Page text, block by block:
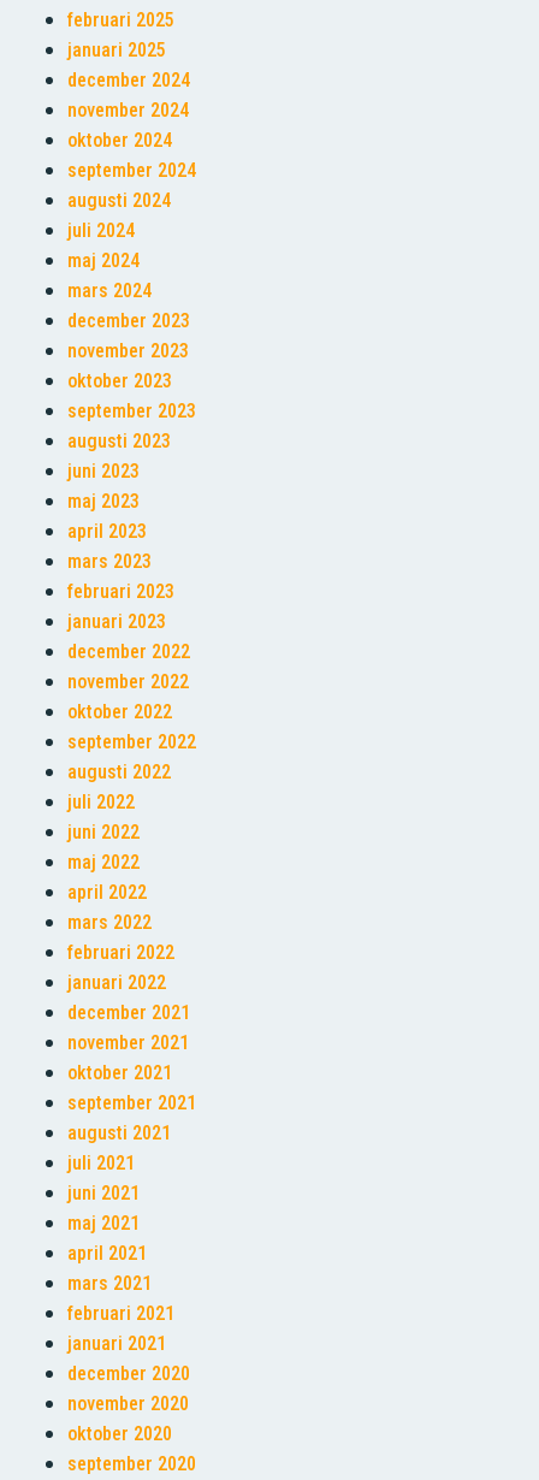
februari 2025
januari 2025
december 2024
november 2024
oktober 2024
september 2024
augusti 2024
juli 2024
maj 2024
mars 2024
december 2023
november 2023
oktober 2023
september 2023
augusti 2023
juni 2023
maj 2023
april 2023
mars 2023
februari 2023
januari 2023
december 2022
november 2022
oktober 2022
september 2022
augusti 2022
juli 2022
juni 2022
maj 2022
april 2022
mars 2022
februari 2022
januari 2022
december 2021
november 2021
oktober 2021
september 2021
augusti 2021
juli 2021
juni 2021
maj 2021
april 2021
mars 2021
februari 2021
januari 2021
december 2020
november 2020
oktober 2020
september 2020